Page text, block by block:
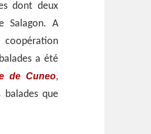
dont deux
Salagon. A
a été
de Cuneo,
balades que